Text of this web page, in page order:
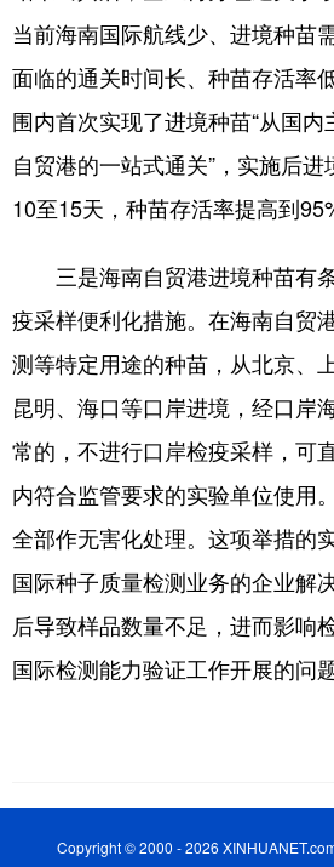
当前海南国际航线少、进境种苗
面临的通关时间长、种苗存活率
围内首次实现了进境种苗“从国
自贸港的一站式通关”，实施后
10至15天，种苗存活率提高到
三是海南自贸港进境种苗有
疫采样便利化措施。在海南自贸
测等特定用途的种苗，从北京、
昆明、海口等口岸进境，经口岸
常的，不进行口岸检疫采样，可
内符合监管要求的实验单位使用
全部作无害化处理。这项举措的
国际种子质量检测业务的企业解
后导致样品数量不足，进而影响
国际检测能力验证工作开展的问题
Copyright © 2000 - 2026